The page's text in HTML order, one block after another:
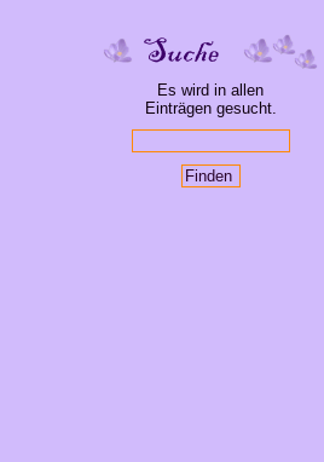
Es wird in allen
Einträgen gesucht.